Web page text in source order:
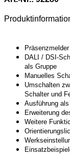
DALI / DSI-
als Gruppe
Manuelles
Umschalten
Schalter und
Ausführung
Erweiterung
Weitere